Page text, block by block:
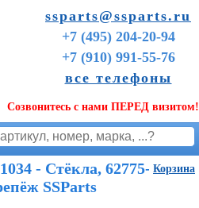
ssparts@ssparts.ru
+7 (495) 204-20-94
+7 (910) 991-55-76
все телефоны
Созвонитесь с нами ПЕРЕД визитом!
Корзина
- Стёкла, 62775-26050
SSParts